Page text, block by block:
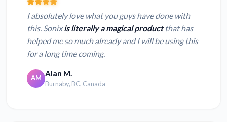
I absolutely love what you guys have done with
this. Sonixis literally a magical productthat has
helped me so much already and I will be using this
for a long time coming.
AM Alan M.
Burnaby, BC, Canada